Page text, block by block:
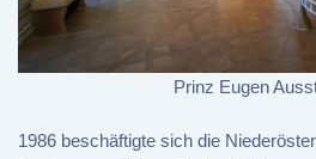
Prinz Eugen
1986 beschäftigte sich die